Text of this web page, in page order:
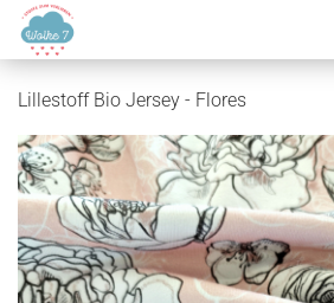
Lillestoff Bio Jersey - Flores